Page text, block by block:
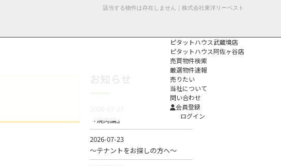
該当する物件は存在しません｜株式会社東洋リーベスト
ピタットハウス武蔵境店
ピタットハウス阿佐ヶ谷店
売買物件検索
厳選物件速報
売りたい
当社について
問い合わせ
会員登録
ログイン